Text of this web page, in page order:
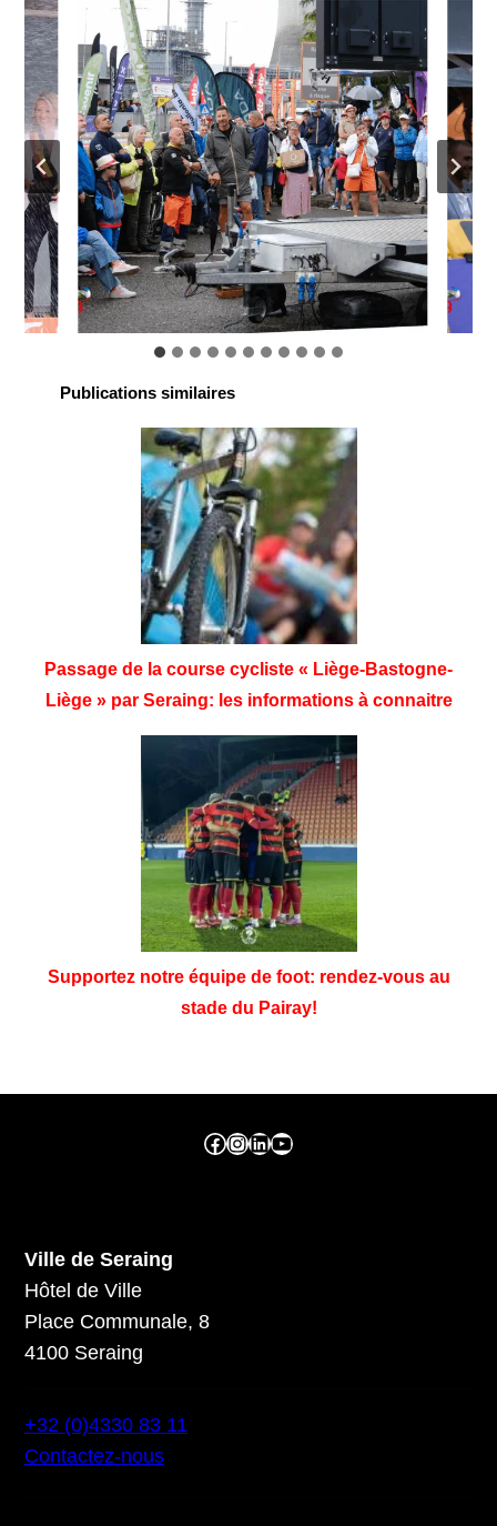
Publications similaires
Passage de la course cycliste « Liège-Bastogne-
Liège » par Seraing: les informations à connaitre
Supportez notre équipe de foot: rendez-vous au
stade du Pairay!
Facebook ville de seraing Instragram ville de seraing linkedin – ville de seraing YouTube
Ville de Seraing
Hôtel de Ville
Place Communale, 8
4100 Seraing
+32 (0)4330 83 11
Contactez-nous